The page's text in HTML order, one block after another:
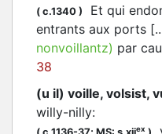
( c.1340 )
Et qui
entrants aux ports
nonvoillantz) par
38
(u il) voille, volsist,
willy-nilly:
ex